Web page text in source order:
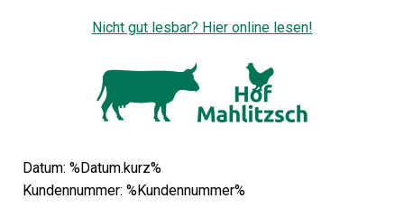
Nicht gut lesbar? Hier online lesen!
Datum: %Datum.kurz%
Kundennummer: %Kundennummer%